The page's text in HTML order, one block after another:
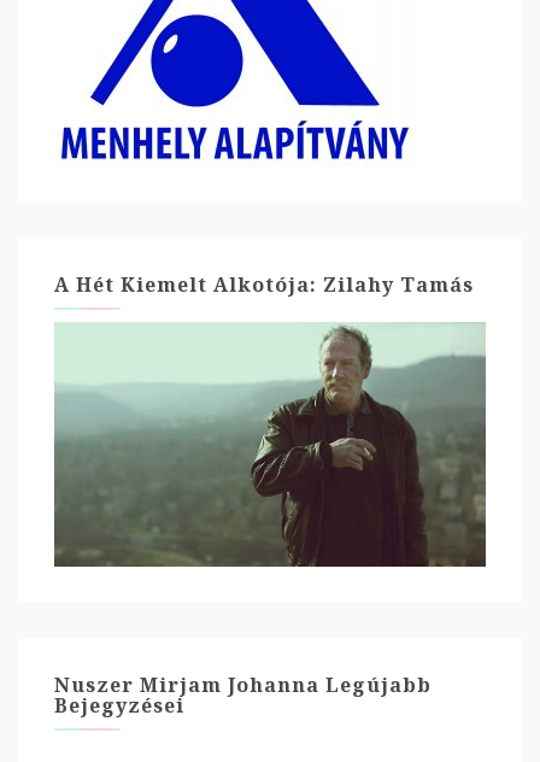
A Hét Kiemelt Alkotója: Zilahy Tamás
Nuszer Mirjam Johanna Legújabb
Bejegyzései